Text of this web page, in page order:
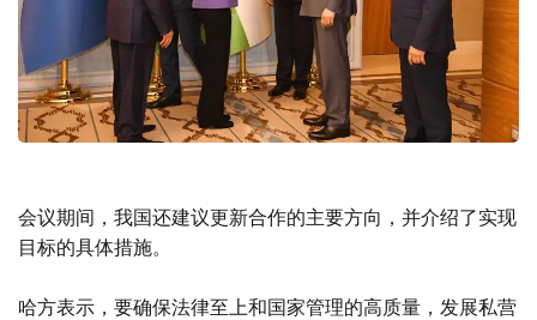
会议期间，我国还建议更新合作的主要方向，并介绍了实现
目标的具体措施。
哈方表示，要确保法律至上和国家管理的高质量，发展私营